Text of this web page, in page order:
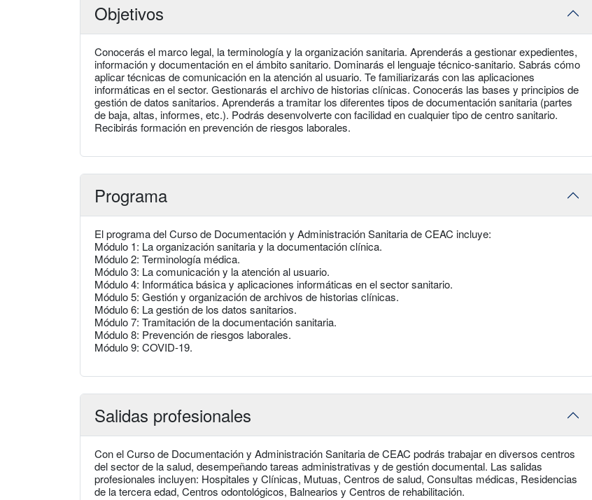
Objetivos
Conocerás el marco legal, la terminología y la organización sanitaria. Aprenderás a gestionar expedientes,
información y documentación en el ámbito sanitario. Dominarás el lenguaje técnico-sanitario. Sabrás cómo
aplicar técnicas de comunicación en la atención al usuario. Te familiarizarás con las aplicaciones
informáticas en el sector. Gestionarás el archivo de historias clínicas. Conocerás las bases y principios de
gestión de datos sanitarios. Aprenderás a tramitar los diferentes tipos de documentación sanitaria (partes
de baja, altas, informes, etc.). Podrás desenvolverte con facilidad en cualquier tipo de centro sanitario.
Recibirás formación en prevención de riesgos laborales.
Programa
El programa del Curso de Documentación y Administración Sanitaria de CEAC incluye:
Módulo 1: La organización sanitaria y la documentación clínica.
Módulo 2: Terminología médica.
Módulo 3: La comunicación y la atención al usuario.
Módulo 4: Informática básica y aplicaciones informáticas en el sector sanitario.
Módulo 5: Gestión y organización de archivos de historias clínicas.
Módulo 6: La gestión de los datos sanitarios.
Módulo 7: Tramitación de la documentación sanitaria.
Módulo 8: Prevención de riesgos laborales.
Módulo 9: COVID-19.
Salidas profesionales
Con el Curso de Documentación y Administración Sanitaria de CEAC podrás trabajar en diversos centros
del sector de la salud, desempeñando tareas administrativas y de gestión documental. Las salidas
profesionales incluyen: Hospitales y Clínicas, Mutuas, Centros de salud, Consultas médicas, Residencias
de la tercera edad, Centros odontológicos, Balnearios y Centros de rehabilitación.